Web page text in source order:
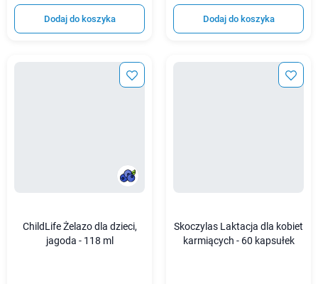
Dodaj do koszyka Dodaj do koszyka
ChildLife Żelazo dla dzieci,
jagoda - 118 ml
Skoczylas Laktacja dla kobiet
karmiących - 60 kapsułek